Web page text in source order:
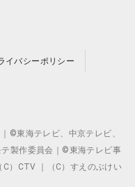
イバシーポリシー
©東海テレビ、中京テレビ、
製作委員会｜©東海テレビ事
）CTV ｜（C）すえのぶけい